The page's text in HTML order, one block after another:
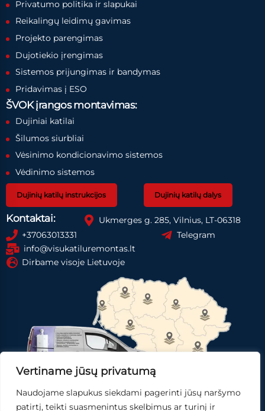
Vertiname jūsų privatumą
Naudojame slapukus siekdami pagerinti jūsų naršymo
patirtį, teikti suasmenintus skelbimus ar turinį ir
Privatumo politika ir slapukai
Reikalingų leidimų gavimas
Projekto parengimas
Dujotiekio įrengimas
Sistemos prijungimas ir bandymas
Pridavimas į ESO
ŠVOK įrangos montavimas:
Dujiniai katilai
Šilumos siurbliai
Vėsinimo kondicionavimo sistemos
Vėdinimo sistemos
Dujinių katilų instrukcijos Dujinių katilų dalys
Kontaktai:
Ukmerges g. 285, Vilnius, LT-06318
+37063013331
Telegram
info@visukatiluremontas.lt
Dirbame visoje Lietuvoje
Registruotis paslaugai Gauti pasiūlymą